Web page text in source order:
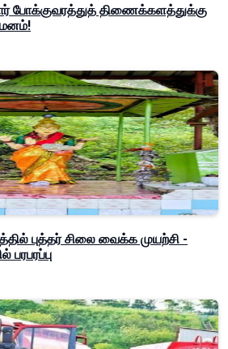
போக்குவரத்துத் திணைக்களத்துக்கு
புத்தர் சிலை வைக்க முயற்சி -